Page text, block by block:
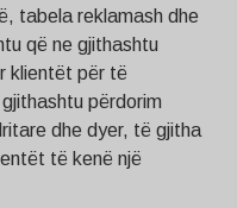
tabela reklamash dhe
që ne gjithashtu
klientët për të
përdorim
dhe dyer, të gjitha
të kenë një